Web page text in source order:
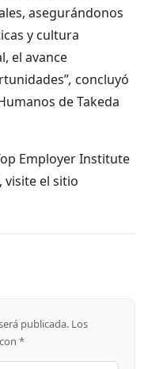
asegurándonos
y cultura
el avance
, concluyó
de Takeda
Employer Institute
visite el sitio
publicada. Los
*